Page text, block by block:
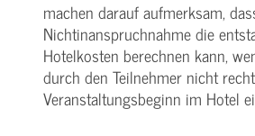
machen darauf aufmerksam,
Nichtinanspruchnahme die
Hotelkosten berechnen kann,
durch den Teilnehmer nicht
Veranstaltungsbeginn im Hotel